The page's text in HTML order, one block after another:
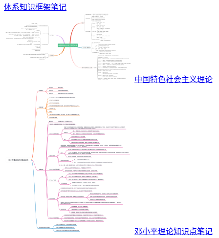
体系知识框架笔记
中国特色社会主义理论
邓小平理论知识点笔记